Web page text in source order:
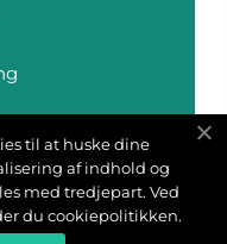
til at huske dine
af indhold og
med tredjepart. Ved
du cookiepolitikken.